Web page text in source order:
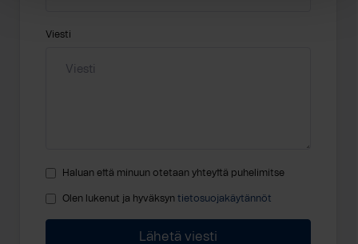
Viesti
Haluan että minuun otetaan yhteyttä puhelimitse
Olen lukenut ja hyväksyn tietosuojakäytännöt